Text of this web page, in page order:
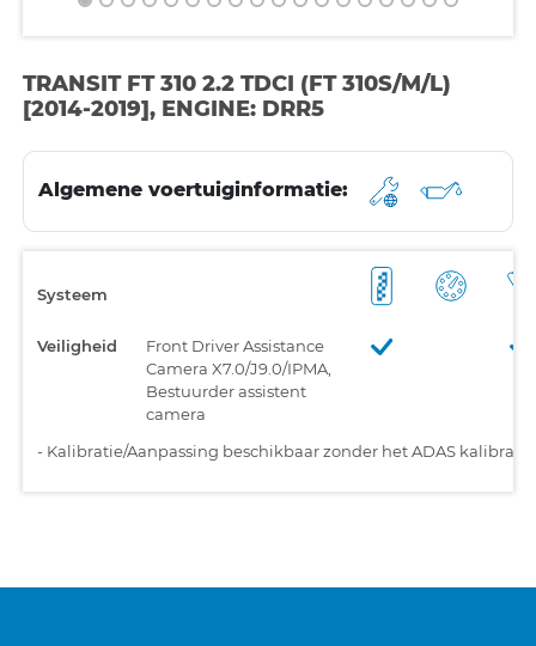
TRANSIT FT 310 2.2 TDCI (FT 310S/M/L)
[2014-2019], ENGINE: DRR5
Algemene voertuiginformatie:
Systeem
Veiligheid
Front Driver Assistance
Camera X7.0/J9.0/IPMA,
Bestuurder assistent
camera
- Kalibratie/Aanpassing beschikbaar zonder het ADAS